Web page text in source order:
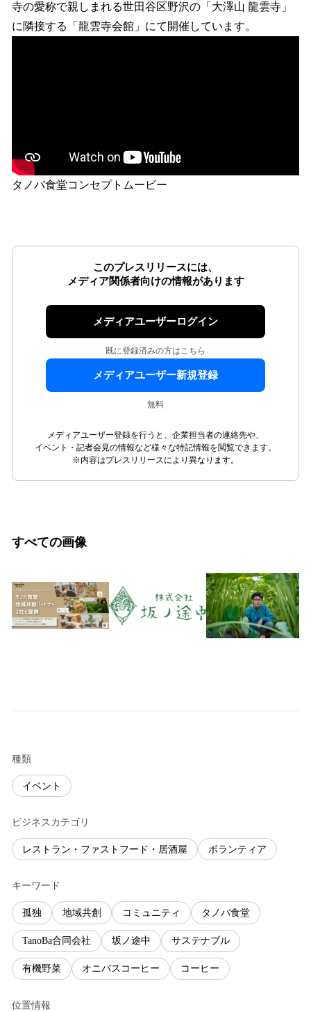
寺の愛称で親しまれる世田谷区野沢の「大澤山 龍雲寺」
に隣接する「龍雲寺会館」にて開催しています。
タノバ食堂コンセプトムービー
このプレスリリースには、
メディア関係者向けの情報があります
メディアユーザーログイン
既に登録済みの方はこちら
メディアユーザー新規登録
無料
メディアユーザー登録を行うと、企業担当者の連絡先や、
イベント・記者会見の情報など様々な特記情報を閲覧できます。
※内容はプレスリリースにより異なります。
すべての画像
種類
イベント
ビジネスカテゴリ
レストラン・ファストフード・居酒屋 ボランティア
キーワード
孤独 地域共創 コミュニティ タノバ食堂
TanoBa合同会社 坂ノ途中 サステナブル
有機野菜 オニバスコーヒー コーヒー
位置情報